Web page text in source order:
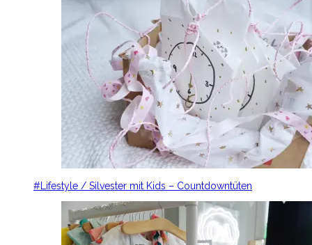
#Lifestyle / Silvester mit Kids – Countdowntüten